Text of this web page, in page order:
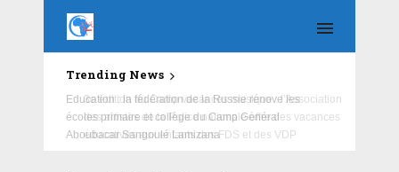
Trending News
Education : la fédération de la Russie rénove les
écoles primaire et collège du Camp Général
Aboubacar Sangoulé Lamizana